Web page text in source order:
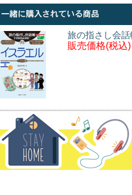
旅の指さし会
販売価格(税込)